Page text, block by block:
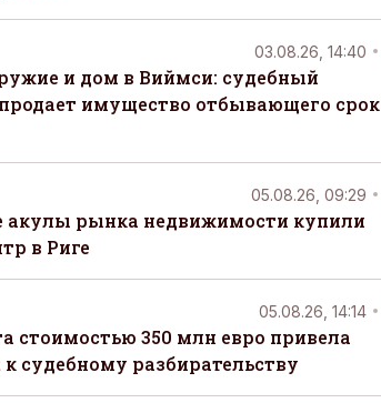
03.08.26, 14:40
и дом в Виймси: судебный
имущество отбывающего срок
05.08.26, 09:29
акулы рынка недвижимости купили
в Риге
05.08.26, 14:14
стоимостью 350 млн евро привела
судебному разбирательству